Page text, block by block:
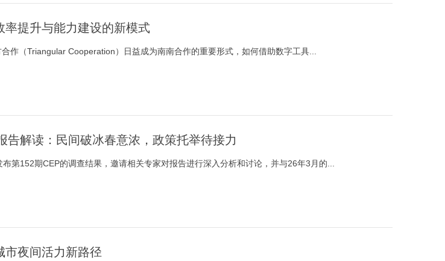
率提升与能力建设的新模式
作（Triangular Cooperation）日益成为南南合作的重要形式，如何借助数字工具...
告解读：民间破冰春意浓，政策托举待接力
第152期CEP的调查结果，邀请相关专家对报告进行深入分析和讨论，并与26年3月的...
市夜间活力新路径